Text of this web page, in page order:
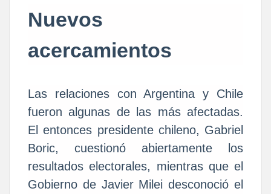
Nuevos
acercamientos
Las relaciones con Argentina y Chile
fueron algunas de las más afectadas.
El entonces presidente chileno, Gabriel
Boric, cuestionó abiertamente los
resultados electorales, mientras que el
Gobierno de Javier Milei desconoció el